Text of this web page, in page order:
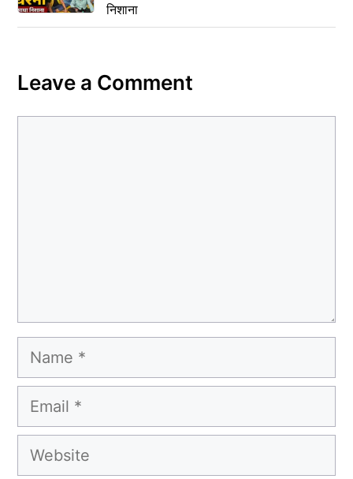
निशाना
Leave a Comment
Name
Email
Website